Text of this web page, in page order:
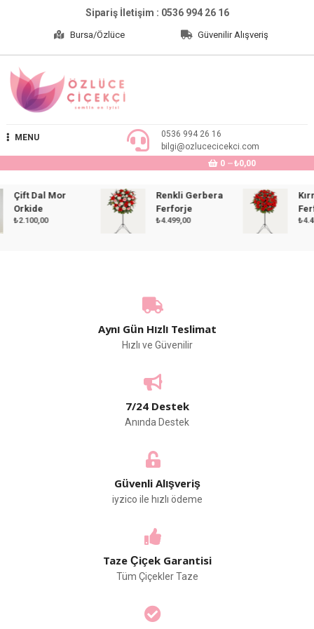
Sipariş İletişim : 0536 994 26 16
Bursa/Özlüce Güvenilir Alışveriş
Özlüce Çiçekçi
MENU
0536 994 26 16
bilgi@ozlucecicekci.com
0
₺0,00
Dal Mor
2.100,00
Renkli Gerbera
Ferforje
4.499,00
Aynı Gün Hızlı Teslimat
Hızlı ve Güvenilir
7/24 Destek
Anında Destek
Güvenli Alışveriş
iyzico ile hızlı ödeme
Taze Çiçek Garantisi
Tüm Çiçekler Taze